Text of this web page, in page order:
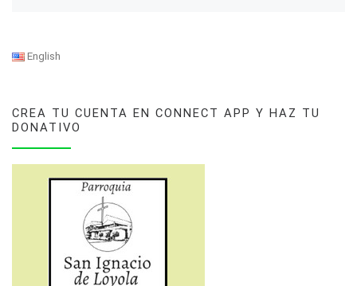
English
CREA TU CUENTA EN CONNECT APP Y HAZ TU
DONATIVO